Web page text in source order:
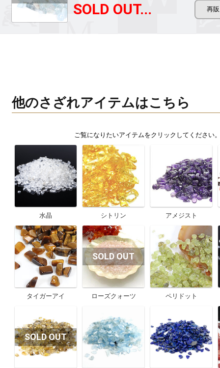
SOLD OUT...
他のさざれアイテムはこちら
水晶 シトリン アメジスト
タイガーアイ ローズクォーツ ペリドット